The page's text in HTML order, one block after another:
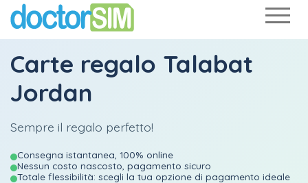
Carte regalo Talabat
Jordan
Sempre il regalo perfetto!
Consegna istantanea, 100% online
Nessun costo nascosto, pagamento sicuro
Totale flessibilità: scegli la tua opzione di pagamento ideale